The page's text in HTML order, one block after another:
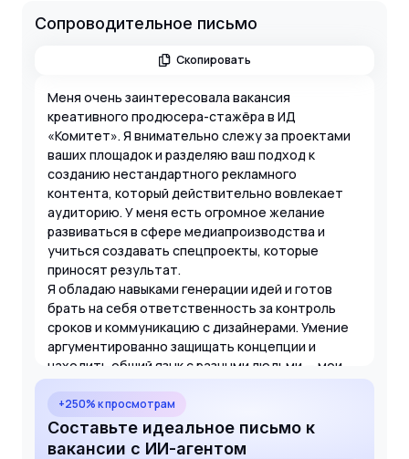
Сопроводительное письмо
Скопировать
Меня очень заинтересовала вакансия
креативного продюсера-стажёра в ИД
«Комитет». Я внимательно слежу за проектами
ваших площадок и разделяю ваш подход к
созданию нестандартного рекламного
контента, который действительно вовлекает
аудиторию. У меня есть огромное желание
развиваться в сфере медиапроизводства и
учиться создавать спецпроекты, которые
приносят результат.
Я обладаю навыками генерации идей и готов
брать на себя ответственность за контроль
сроков и коммуникацию с дизайнерами. Умение
аргументированно защищать концепции и
находить общий язык с разными людьми — мои
сильные стороны. Буду рад возможности
применить свой креативный потенциал для
реализации амбициозных задач вашей команды.
+250% к просмотрам
Составьте идеальное письмо к
вакансии с ИИ-агентом